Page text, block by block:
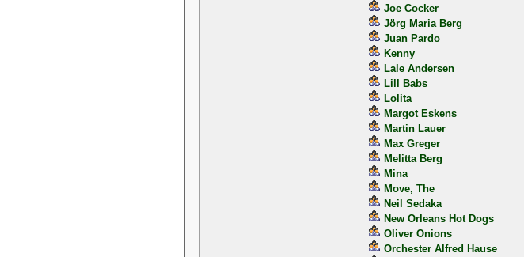
Joe Cocker
Jörg Maria Berg
Juan Pardo
Kenny
Lale Andersen
Lill Babs
Lolita
Margot Eskens
Martin Lauer
Max Greger
Melitta Berg
Mina
Move, The
Neil Sedaka
New Orleans Hot Dogs
Oliver Onions
Orchester Alfred Hause